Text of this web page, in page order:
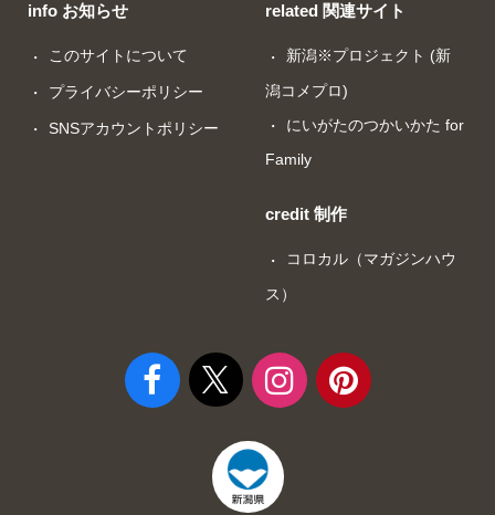
info お知らせ
このサイトについて
プライバシーポリシー
SNSアカウントポリシー
related 関連サイト
新潟※プロジェクト (新
潟コメプロ)
にいがたのつかいかた for
Family
credit 制作
コロカル（マガジンハウ
ス）